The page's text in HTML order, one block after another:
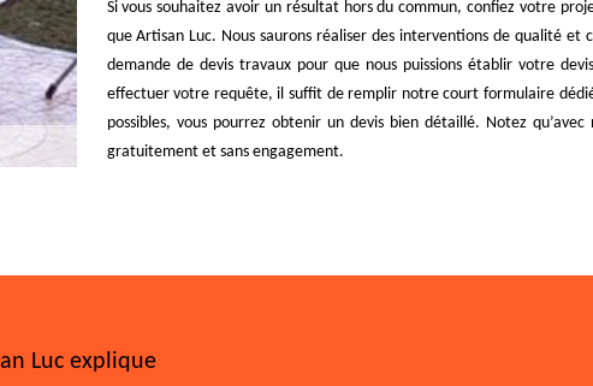
Si vous souhaitez avoir un résultat hors du commun, confiez votre
que Artisan Luc. Nous saurons réaliser des interventions de qualité et
demande de devis travaux pour que nous puissions établir votre
effectuer votre requête, il suffit de remplir notre court formulaire
possibles, vous pourrez obtenir un devis bien détaillé. Notez
gratuitement et sans engagement.
Luc explique